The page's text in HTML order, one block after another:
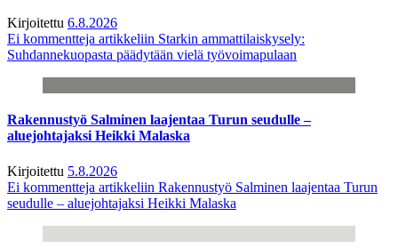
Kirjoitettu 6.8.2026
Ei kommentteja artikkeliin Starkin ammattilaiskysely:
Suhdannekuopasta päädytään vielä työvoimapulaan
Rakennustyö Salminen laajentaa Turun seudulle –
aluejohtajaksi Heikki Malaska
Kirjoitettu 5.8.2026
Ei kommentteja artikkeliin Rakennustyö Salminen laajentaa Turun
seudulle – aluejohtajaksi Heikki Malaska